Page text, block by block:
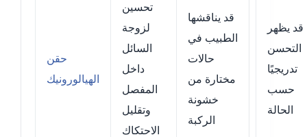
حقن
الهيالورونيك
تحسين
لزوجة
السائل
داخل
المفصل
وتقليل
الاحتكاك
قد يناقشها
الطبيب في
حالات
مختارة من
خشونة
الركبة
قد يظهر
التحسن
تدريجيًا
حسب
الحالة